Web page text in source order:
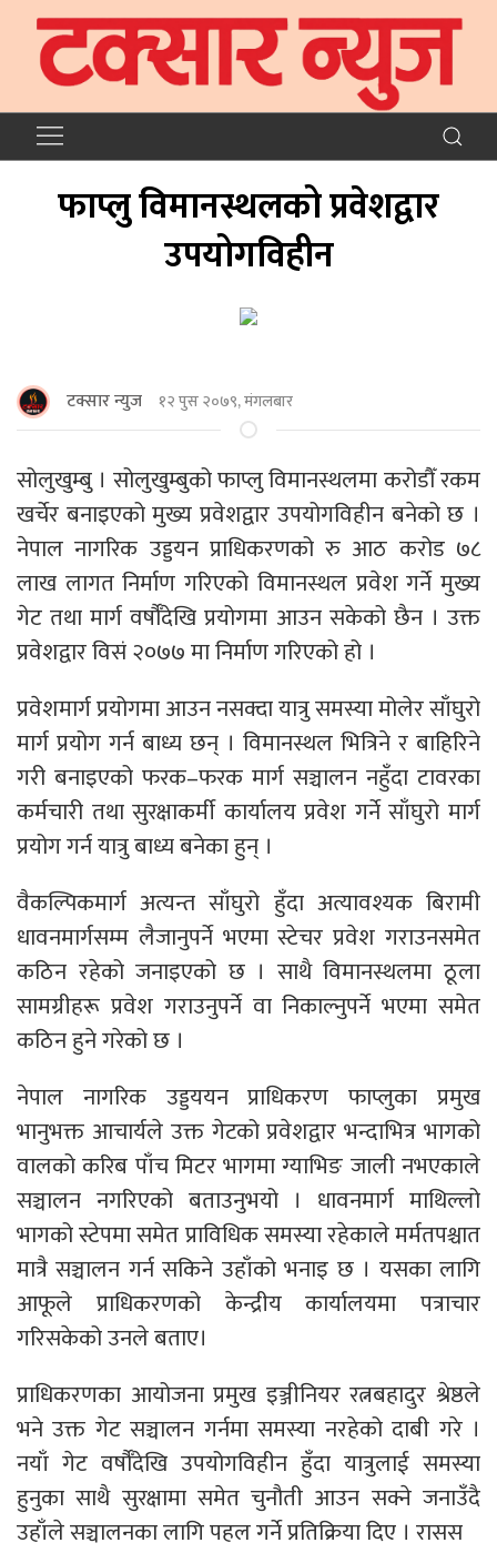
फाप्लु विमानस्थलको प्रवेशद्वार
उपयोगविहीन
टक्सार न्युज १२ पुस २०७९, मंगलबार
सोलुखुम्बु । सोलुखुम्बुको फाप्लु विमानस्थलमा करोडौँ रकम
खर्चेर बनाइएको मुख्य प्रवेशद्वार उपयोगविहीन बनेको छ ।
नेपाल नागरिक उड्डयन प्राधिकरणको रु आठ करोड ७८
लाख लागत निर्माण गरिएको विमानस्थल प्रवेश गर्ने मुख्य
गेट तथा मार्ग वर्षौँदेखि प्रयोगमा आउन सकेको छैन । उक्त
प्रवेशद्वार विसं २०७७ मा निर्माण गरिएको हो ।
प्रवेशमार्ग प्रयोगमा आउन नसक्दा यात्रु समस्या मोलेर साँघुरो
मार्ग प्रयोग गर्न बाध्य छन् । विमानस्थल भित्रिने र बाहिरिने
गरी बनाइएको फरक–फरक मार्ग सञ्चालन नहुँदा टावरका
कर्मचारी तथा सुरक्षाकर्मी कार्यालय प्रवेश गर्ने साँघुरो मार्ग
प्रयोग गर्न यात्रु बाध्य बनेका हुन् ।
वैकल्पिकमार्ग अत्यन्त साँघुरो हुँदा अत्यावश्यक बिरामी
धावनमार्गसम्म लैजानुपर्ने भएमा स्टेचर प्रवेश गराउनसमेत
कठिन रहेको जनाइएको छ । साथै विमानस्थलमा ठूला
सामग्रीहरू प्रवेश गराउनुपर्ने वा निकाल्नुपर्ने भएमा समेत
कठिन हुने गरेको छ ।
नेपाल नागरिक उड्डययन प्राधिकरण फाप्लुका प्रमुख
भानुभक्त आचार्यले उक्त गेटको प्रवेशद्वार भन्दाभित्र भागको
वालको करिब पाँच मिटर भागमा ग्याभिङ जाली नभएकाले
सञ्चालन नगरिएको बताउनुभयो । धावनमार्ग माथिल्लो
भागको स्टेपमा समेत प्राविधिक समस्या रहेकाले मर्मतपश्चात
मात्रै सञ्चालन गर्न सकिने उहाँको भनाइ छ । यसका लागि
आफूले प्राधिकरणको केन्द्रीय कार्यालयमा पत्राचार
गरिसकेको उनले बताए।
प्राधिकरणका आयोजना प्रमुख इञ्जीनियर रत्नबहादुर श्रेष्ठले
भने उक्त गेट सञ्चालन गर्नमा समस्या नरहेको दाबी गरे ।
नयाँ गेट वर्षौँदेखि उपयोगविहीन हुँदा यात्रुलाई समस्या
हुनुका साथै सुरक्षामा समेत चुनौती आउन सक्ने जनाउँदै
उहाँले सञ्चालनका लागि पहल गर्ने प्रतिक्रिया दिए । रासस